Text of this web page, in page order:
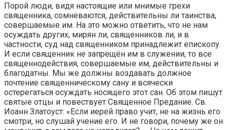
Порой люди, видя настоящие или мнимые грехи
священника, сомневаются, действительны ли таинства,
совершаемые им. На это можно ответить, что не нам
осуждать других, мирян ли, священников ли, и в
частности, суд над священником принадлежит епископу.
И если священник не запрещён им в служении, то все
священнодействия, совершаемые им, действительны и
благодатны. Мы же должны воздавать должное
почтение священническому сану и всячески
остерегаться осуждать носящего этот сан. Об этом пишут
святые отцы и повествует Священное Предание. Св.
Иоанн Златоуст: «Если иерей право учит, не на жизнь его
смотри, но слушай учение его. И не говори, почему же он